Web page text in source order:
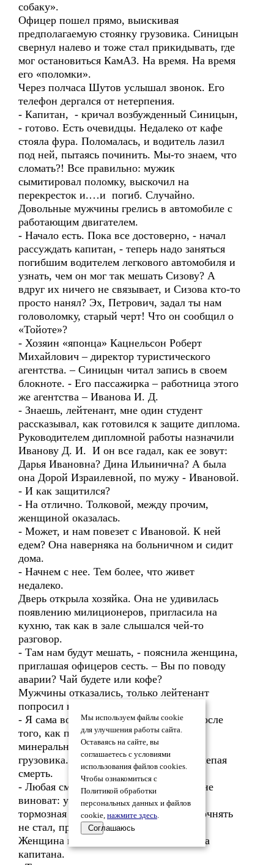
собаку».
Офицер пошел прямо, выискивая
предполагаемую стоянку грузовика. Синицын
свернул налево и тоже стал прикидывать, где
мог остановиться КамАЗ. На время. На время
его «поломки».
Через полчаса Шутов услышал звонок. Его
телефон дергался от нетерпения.
- Капитан, - кричал возбужденный Синицын,
- готово. Есть очевидцы. Недалеко от кафе
стояла фура. Поломалась, и водитель лазил
под ней, пытаясь починить. Мы-то знаем, что
сломать?! Все правильно: мужик
сымитировал поломку, выскочил на
перекресток и.…и погиб. Случайно.
Довольные мужчины грелись в автомобиле с
работающим двигателем.
- Начало есть. Пока все достоверно, - начал
рассуждать капитан, - теперь надо заняться
погибшим водителем легкового автомобиля и
узнать, чем он мог так мешать Сизову? А
вдруг их ничего не связывает, и Сизова кто-то
просто нанял? Эх, Петрович, задал ты нам
головоломку, старый черт! Что он сообщил о
«Тойоте»?
- Хозяин «японца» Кацнельсон Роберт
Михайлович – директор туристического
агентства. – Синицын читал запись в своем
блокноте. - Его пассажирка – работница этого
же агентства – Иванова И. Д.
- Знаешь, лейтенант, мне один студент
рассказывал, как готовился к защите диплома.
Руководителем дипломной работы назначили
Иванову Д. И. И он все гадал, как ее зовут:
Дарья Ивановна? Дина Ильинична? А была
она Дорой Израилевной, по мужу - Ивановой.
- И как защитился?
- На отлично. Толковой, между прочим,
женщиной оказалась.
- Может, и нам повезет с Ивановой. К ней
едем? Она наверняка на больничном и сидит
дома.
- Начнем с нее. Тем более, что живет
недалеко.
Дверь открыла хозяйка. Она не удивилась
появлению милиционеров, пригласила на
кухню, так как в зале слышался чей-то
разговор.
- Там нам будут мешать, - пояснила женщина,
приглашая офицеров сесть. – Вы по поводу
аварии? Чай будете или кофе?
Мужчины отказались, только лейтенант
попросил воды.
- Я сама водитель, - сказала Иванова после
того, как подала Синицыну стакан с
минеральной водой, - виноват шофер
грузовика. Жаль Роберта, конечно. Нелепая
смерть.
- Любая смерть нелепа. И Кацнельсон не
виноват: у КамАЗа была неисправна
тормозная система, - Шутов ничего уточнять
не стал, просто сообщил факт.
Женщина вопросительно посмотрела на
капитана.
Мы используем файлы cookie
для улучшения работы сайта.
Оставаясь на сайте, вы
соглашаетесь с условиями
использования файлов cookies.
Чтобы ознакомиться с
Политикой обработки
персональных данных и файлов
cookie, нажмите здесь.
Соглашаюсь